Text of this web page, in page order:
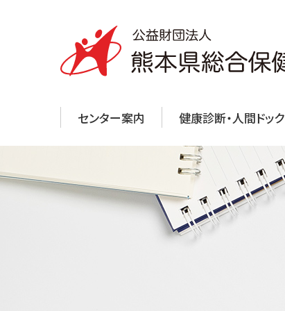
センター案内 健康診断・人間ドック